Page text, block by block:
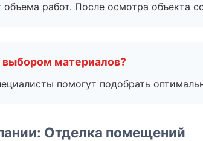
объема работ. После осмотра объекта
выбором материалов?
помогут подобрать
Отделка помещений